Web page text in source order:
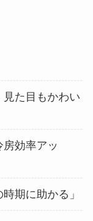
見た目もかわい
房効率アッ
期に助かる」